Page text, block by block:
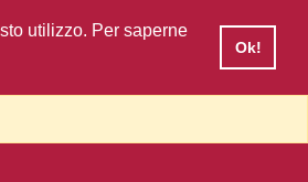
utilizzo. Per saperne
Ok!